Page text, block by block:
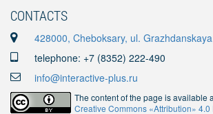
CONTACTS
428000, Cheboksary, ul.
telephone: +7 (8352) 222-490
info@interactive-plus.ru
The content of the page is available
Creative Commons «Attribution» 4.0